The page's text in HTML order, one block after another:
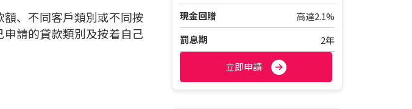
、不同客戶類別或不同按
請的貸款類別及按着自己
現金回贈
高達2.1%
罰息期
2年
立即申請